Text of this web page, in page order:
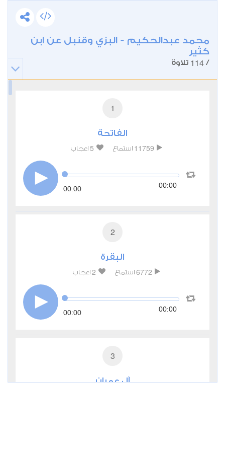
محمد عبدالحكيم - البزي وقنبل عن ابن
كثير
/
114 تلاوة
1
الفاتحة
11759 استماع 5 اعجاب
00:00 00:00
2
البقرة
6772 استماع 2 اعجاب
00:00 00:00
3
آل عمران